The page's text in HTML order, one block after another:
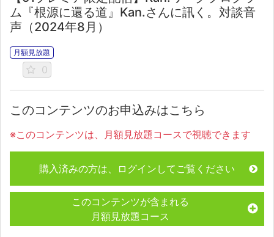
ム『根源に還る道』Kan.さんに訊く。対談音
声（2024年8月）
月額見放題
0
このコンテンツのお申込みはこちら
※このコンテンツは、月額見放題コースで視聴できます
購入済みの方は、ログインしてご覧ください
このコンテンツが含まれる
月額見放題コース